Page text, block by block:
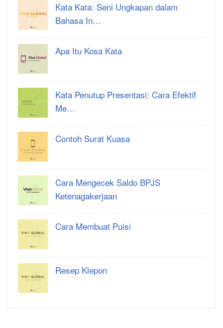
Kata Kata: Seni Ungkapan dalam
Bahasa In…
Apa Itu Kosa Kata
Kata Penutup Presentasi: Cara Efektif
Me…
Contoh Surat Kuasa
Cara Mengecek Saldo BPJS
Ketenagakerjaan
Cara Membuat Puisi
Resep Klepon